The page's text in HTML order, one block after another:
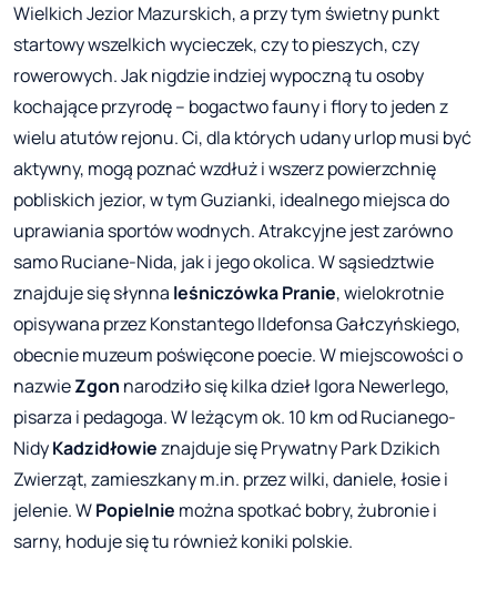
Wielkich Jezior Mazurskich, a przy tym świetny punkt
startowy wszelkich wycieczek, czy to pieszych, czy
rowerowych. Jak nigdzie indziej wypoczną tu osoby
kochające przyrodę – bogactwo fauny i flory to jeden z
wielu atutów rejonu. Ci, dla których udany urlop musi być
aktywny, mogą poznać wzdłuż i wszerz powierzchnię
pobliskich jezior, w tym Guzianki, idealnego miejsca do
uprawiania sportów wodnych. Atrakcyjne jest zarówno
samo Ruciane-Nida, jak i jego okolica. W sąsiedztwie
znajduje się słynna leśniczówka Pranie, wielokrotnie
opisywana przez Konstantego Ildefonsa Gałczyńskiego,
obecnie muzeum poświęcone poecie. W miejscowości o
nazwieZgon narodziło się kilka dzieł Igora Newerlego,
pisarza i pedagoga. W leżącym ok. 10 km od Rucianego-
NidyKadzidłowieznajduje się Prywatny Park Dzikich
Zwierząt, zamieszkany m.in. przez wilki, daniele, łosie i
jelenie. WPopielnie można spotkać bobry, żubronie i
sarny, hoduje się tu również koniki polskie.